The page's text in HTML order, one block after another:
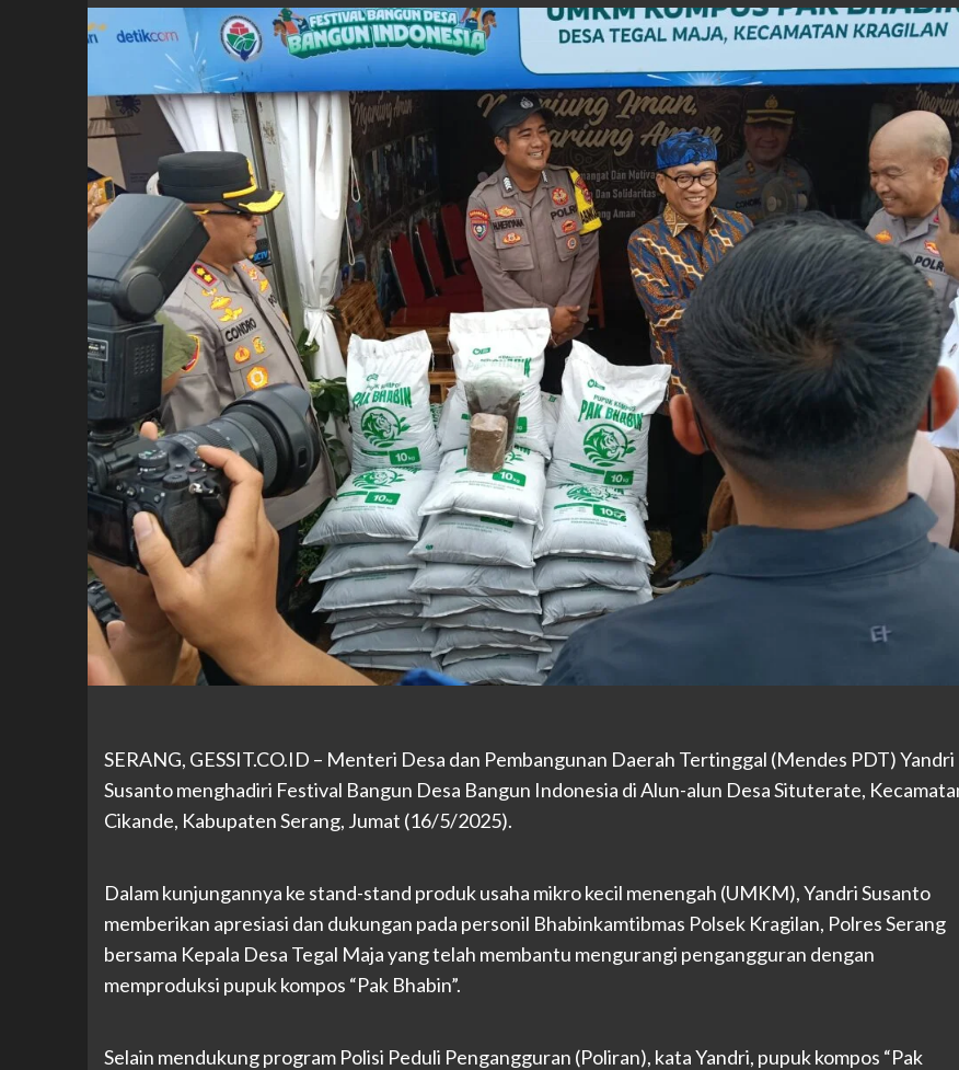
SERANG, GESSIT.CO.ID – Menteri Desa dan Pembangunan Daerah Tertinggal (Mendes PDT) Yandri
Susanto menghadiri Festival Bangun Desa Bangun Indonesia di Alun-alun Desa Situterate,
Cikande, Kabupaten Serang, Jumat (16/5/2025).
Dalam kunjungannya ke stand-stand produk usaha mikro kecil menengah (UMKM), Yandri Susanto
memberikan apresiasi dan dukungan pada personil Bhabinkamtibmas Polsek Kragilan, Polres Serang
bersama Kepala Desa Tegal Maja yang telah membantu mengurangi pengangguran dengan
memproduksi pupuk kompos “Pak Bhabin”.
Selain mendukung program Polisi Peduli Pengangguran (Poliran), kata Yandri, pupuk kompos “Pak